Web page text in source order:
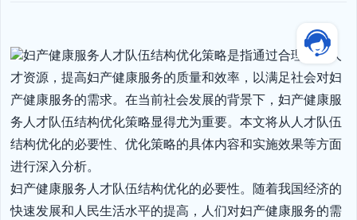
妇产健康服务人才队伍结构优化策略是指通过合理配置人
才资源，提高妇产健康服务的质量和效率，以满足社会对妇
产健康服务的需求。在当前社会发展的背景下，妇产健康服
务人才队伍结构优化策略显得尤为重要。本文将从人才队伍
结构优化的必要性、优化策略的具体内容和实施效果等方面
进行深入分析。
妇产健康服务人才队伍结构优化的必要性。随着我国经济的
快速发展和人民生活水平的提高，人们对妇产健康服务的需